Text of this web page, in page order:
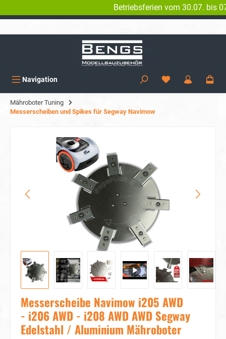
KOSTENLOSER VERSAND AB 150€
Betriebsferien vom 30.07. bis
Navigation
Mähroboter Tuning
Messerscheiben und Spikes für Segway Navimow
Bildergalerie überspringen
Messerscheibe Navimow i205 AWD
- i206 AWD - i208 AWD AWD Segway
Edelstahl / Aluminium Mähroboter